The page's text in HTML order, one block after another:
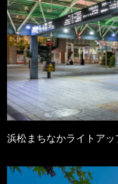
浜松まちなかライトアッ